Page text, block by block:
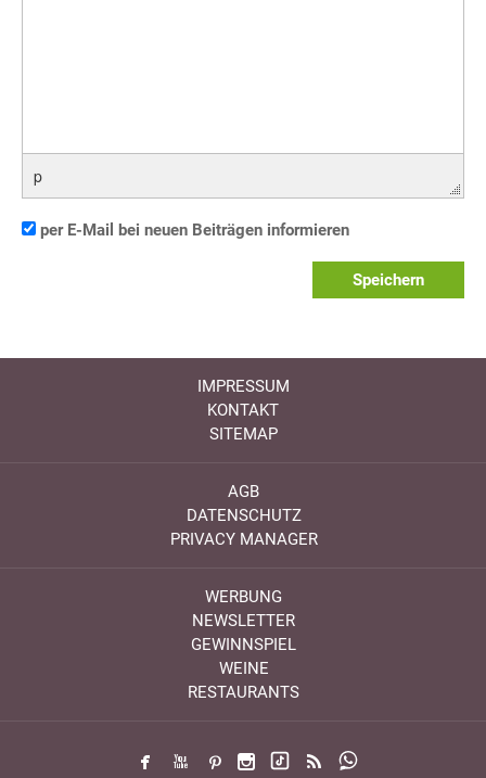
p
per E-Mail bei neuen Beiträgen informieren
Speichern
IMPRESSUM
KONTAKT
SITEMAP
AGB
DATENSCHUTZ
PRIVACY MANAGER
WERBUNG
NEWSLETTER
GEWINNSPIEL
WEINE
RESTAURANTS